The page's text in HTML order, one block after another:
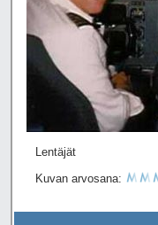
Lentäjät
Kuvan arvosana: